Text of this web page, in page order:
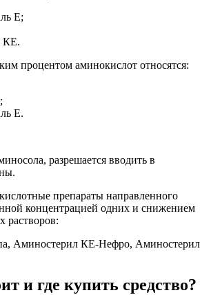
Е;
КЕ.
процентом аминокислот относятся:
Е.
разрешается вводить в
препараты направленного
концентрацией одних и снижением
растворов:
Аминостерил КЕ-Нефро, Аминостерил
и где купить средство?